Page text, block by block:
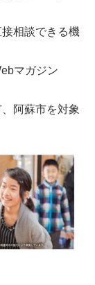
相談できる機
マガジン
阿蘇市を対象